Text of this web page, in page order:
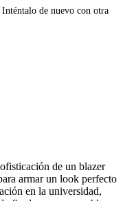
de nuevo con otra
de un blazer
armar un look perfecto
en la universidad,